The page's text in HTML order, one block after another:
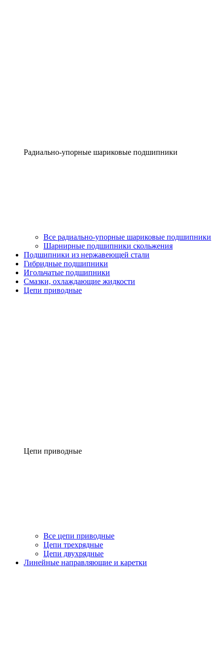
Радиально-упорные шариковые подшипники
Все радиально-упорные шариковые подшипники
Шарнирные подшипники скольжения
Подшипники из нержавеющей стали
Гибридные подшипники
Игольчатые подшипники
Смазки, охлаждающие жидкости
Цепи приводные
Цепи приводные
Все цепи приводные
Цепи трехрядные
Цепи двухрядные
Линейные направляющие и каретки